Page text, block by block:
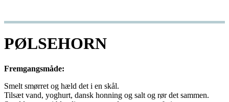
PØLSEHORN
Fremgangsmåde:
Smelt smørret og hæld det i en skål.
Tilsæt vand, yoghurt, dansk honning og salt og rør det sammen.